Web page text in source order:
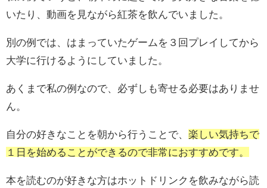
いたり、動画を見ながら紅茶を飲んでいました。
別の例では、はまっていたゲームを３回プレイしてから
大学に行けるようにしていました。
あくまで私の例なので、必ずしも寄せる必要はありませ
ん。
自分の好きなことを朝から行うことで、 楽しい気持ちで
１日を始めることができるので非常におすすめです。
本を読むのが好きな方はホットドリンクを飲みながら読